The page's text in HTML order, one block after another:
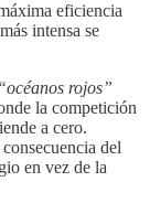
eficiencia
intensa se
“océanos rojos”
la competición
a cero.
del
en vez de la